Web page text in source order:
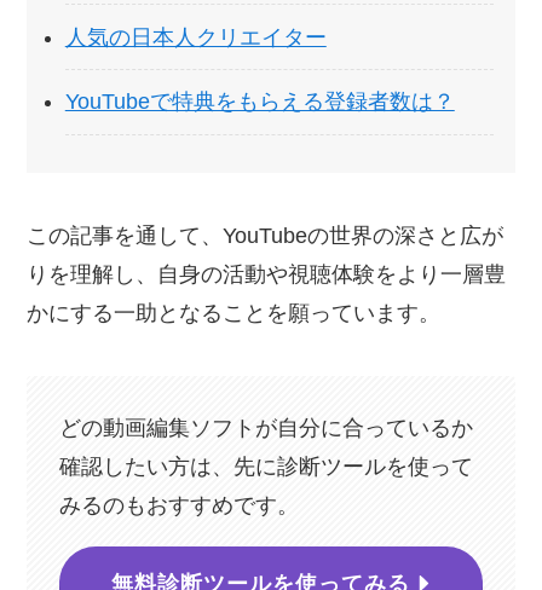
人気の日本人クリエイター
YouTubeで特典をもらえる登録者数は？
この記事を通して、YouTubeの世界の深さと広が
りを理解し、自身の活動や視聴体験をより一層豊
かにする一助となることを願っています。
どの動画編集ソフトが自分に合っているか
確認したい方は、先に診断ツールを使って
みるのもおすすめです。
無料診断ツールを使ってみる